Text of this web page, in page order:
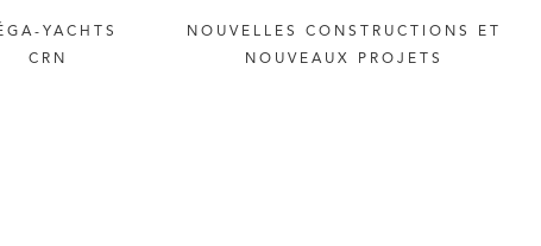
YACHTS
CRN
NOUVELLES CONSTRUCTIONS
ET
NOUVEAUX
PROJETS